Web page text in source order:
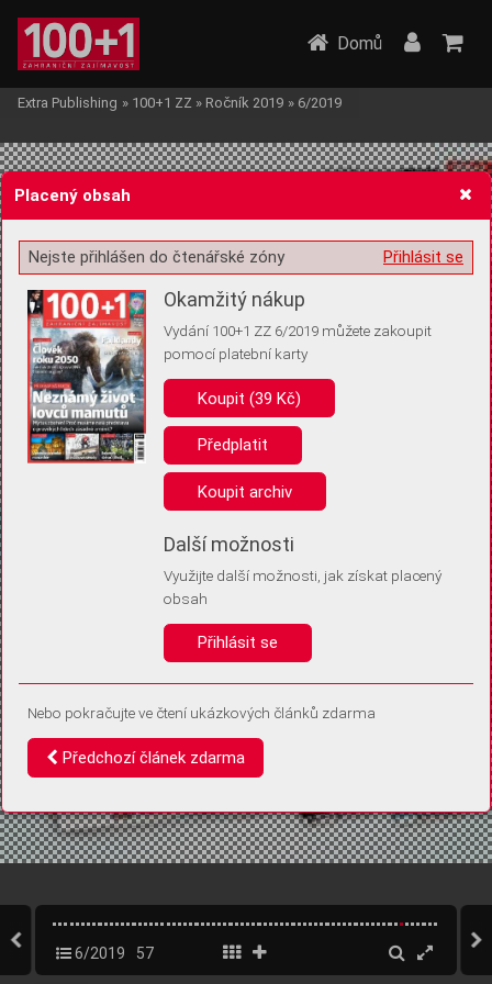
Žádost o souhlas s ukládáním volitelných informací
Pro základní fungování webu nepotřebujeme ukládat žádné informace
(tzv. cookies apod.). Rádi bychom vás ale požádali o souhlas s
uložením volitelných informací:
Anonymní unikátní ID
Díky němu příště poznáme, že se jedná o stejné zařízení, a
Identifikátor je zcela anonymní.
Vaše souhlasy a odmítnutí si ukládáme do vašeho zařízení, abychom se
vás už příště znovu neptali. Můžete je kdykoli později upravit ve Správě
Domů
Extra Publishing » 100+1 ZZ » Ročník 2019 » 6/2019
6/2019 57
Placený obsah
Přihlásit se
Nejste přihlášen do čtenářské zóny
Okamžitý nákup
Vydání 100+1 ZZ 6/2019 můžete zakoupit
pomocí platební karty
Koupit (39 Kč)
Předplatit
Koupit archiv
Další možnosti
Využijte další možnosti, jak získat placený
obsah
Přihlásit se
Nebo pokračujte ve čtení ukázkových článků zdarma
Předchozí článek zdarma